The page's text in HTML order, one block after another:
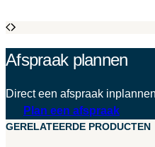
Afspraak plannen
Direct een afspraak
Plan een afspraak
GERELATEERDE PRODUCTEN